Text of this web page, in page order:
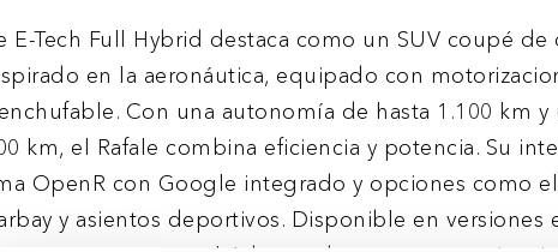
E-Tech Full Hybrid destaca como un SUV coupé de
en la aeronáutica, equipado con
Con una autonomía de hasta 1.100 km y
km, el Rafale combina eficiencia y potencia. Su
OpenR con Google integrado y opciones como
y asientos deportivos. Disponible en versiones